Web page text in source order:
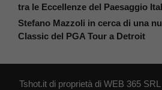
tra le Eccellenze del Paesaggio
Stefano Mazzoli in cerca di una
Classic del PGA Tour a Detroit
Tshot.it di proprietà di WEB 365